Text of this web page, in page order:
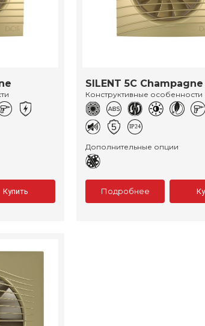
Купить
SILENT 5C Champagne
Конструктивные особенности
Дополнительные опции
Подробнее